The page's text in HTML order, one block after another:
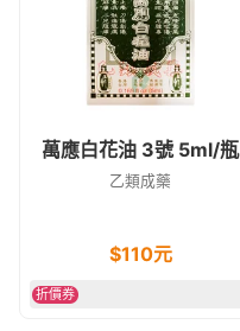
萬應白花油 3號 5ml/瓶
乙類成藥
$110元
折價券